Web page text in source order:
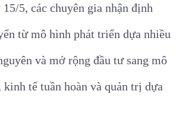
5, các chuyên gia nhận định
từ mô hình phát triển dựa nhiều
và mở rộng đầu tư sang mô
tế tuần hoàn và quản trị dựa